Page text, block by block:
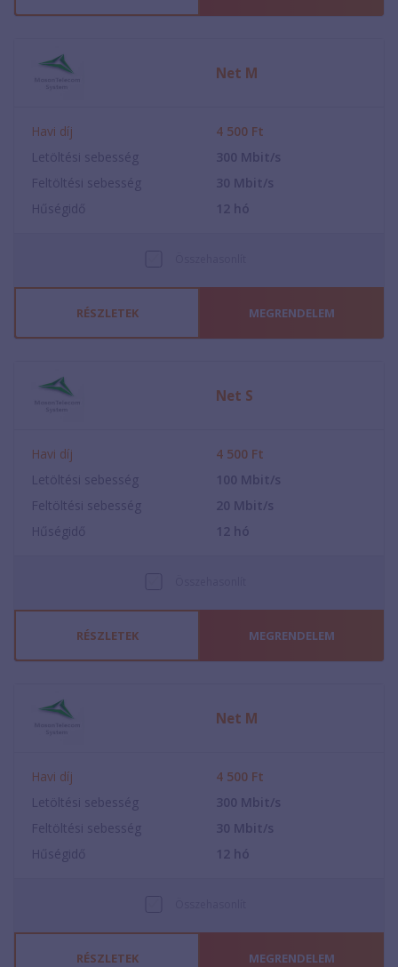
Net M
Havi díj 4 500 Ft
Letöltési sebesség
300 Mbit/s
Feltöltési sebesség
30 Mbit/s
Hűségidő
12 hó
RÉSZLETEK MEGRENDELEM
Net S
Havi díj 4 500 Ft
Letöltési sebesség
100 Mbit/s
Feltöltési sebesség
20 Mbit/s
Hűségidő
12 hó
RÉSZLETEK MEGRENDELEM
Net M
Havi díj 4 500 Ft
Letöltési sebesség
300 Mbit/s
Feltöltési sebesség
30 Mbit/s
Hűségidő
12 hó
RÉSZLETEK MEGRENDELEM